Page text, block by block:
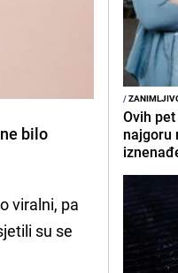
bilo
viralni, pa
su se
/
Ovih
najgoru